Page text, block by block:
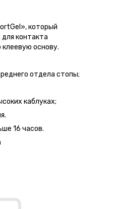
который
контакта
основу.
отдела стопы;
каблуках;
16 часов.